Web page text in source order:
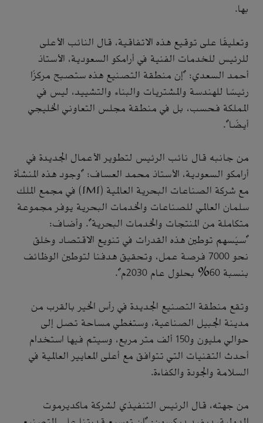
بها.
وتعليقًا على توقيع هذه الاتفاقية، قال النائب الأعلى
للرئيس للخدمات الفنية في أرامكو السعودية، الأستاذ
أحمد السعدي: "إن منطقة التصنيع هذه ستصبح مركزًا
رئيسًا للهندسة والمشتريات والبناء والتشييد، ليس في
المملكة فحسب، بل في منطقة مجلس التعاوني الخليجي
أيضًا".
من جانبه قال نائب الرئيس لتطوير الأعمال الجديدة في
أرامكو السعودية، الأستاذ محمد العساف: "وجود هذه المنشأة
مع شركة الصناعات البحرية العالمية (IMI) في مجمع الملك
سلمان العالمي للصناعات والخدمات البحرية يوفر مجموعة
متكاملة من المنتجات والخدمات البحرية". وأضاف:
"سيُسهم توطين هذه القدرات في تنويع الاقتصاد وخلق
نحو 7000 فرصة عمل، وتحقيق هدفنا لتوطين الوظائف
بنسبة 60% بحلول عام 2030م".
وتقع منطقة التصنيع الجديدة في رأس الخير بالقرب من
مدينة الجبيل الصناعية، وستغطي مساحة تصل إلى
حوالي مليون و150 ألف متر مربع، وسيتم فيها استخدام
أحدث التقنيات التي تتوافق مع أعلى المعايير العالمية في
السلامة والجودة والكفاءة.
من جهته، قال الرئيس التنفيذي لشركة ماكديرموت